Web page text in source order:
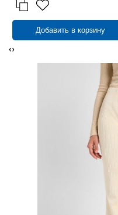
Добавить в корзину
‹›